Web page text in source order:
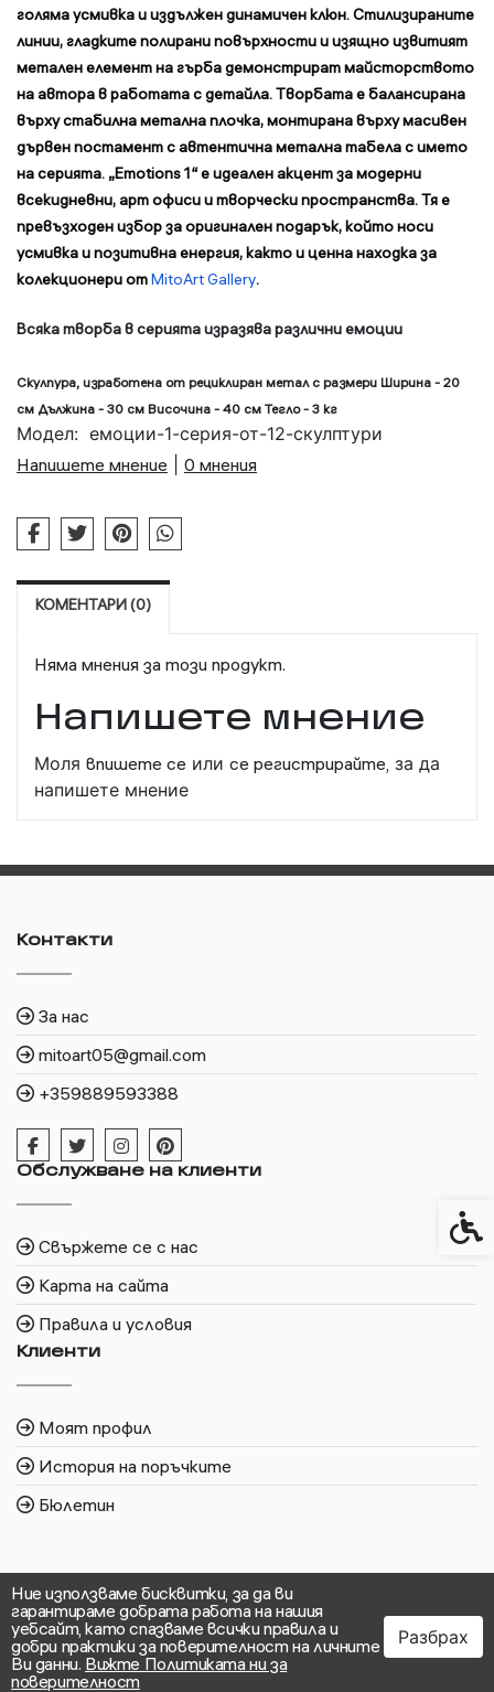
голяма усмивка и издължен динамичен клюн. Стилизираните
линии, гладките полирани повърхности и изящно извитият
метален елемент на гърба демонстрират майсторството
на автора в работата с детайла. Творбата е балансирана
върху стабилна метална плочка, монтирана върху масивен
дървен постамент с автентична метална табела с името
на серията. „Emotions 1“ е идеален акцент за модерни
всекидневни, арт офиси и творчески пространства. Тя е
превъзходен избор за оригинален подарък, който носи
усмивка и позитивна енергия, както и ценна находка за
колекционери отMitoArt Gallery.
Всяка творба в серията изразява различни емоции
Скулпура, изработена от рециклиран метал с размери Ширина - 20
см Дължина - 30 см Височина - 40 см Тегло - 3 кг
Модел: емоции-1-серия-от-12-скулптури
Напишете мнение
0 мнения
КОМЕНТАРИ (0)
Няма мнения за този продукт.
Напишете мнение
Моля впишете се или се регистрирайте, за да
напишете мнение
Ние използваме бисквитки, за да ви
гарантираме добрата работа на нашия
уебсайт, като спазваме всички правила и
добри практики за поверителност на личните
Ви данни. Вижте Политиката ни за
поверителност
Разбрах
Контакти
За нас
mitoart05@gmail.com
+359889593388
Обслужване на клиенти
Свържете се с нас
Карта на сайта
Правила и условия
Клиенти
Моят профил
История на поръчките
Бюлетин